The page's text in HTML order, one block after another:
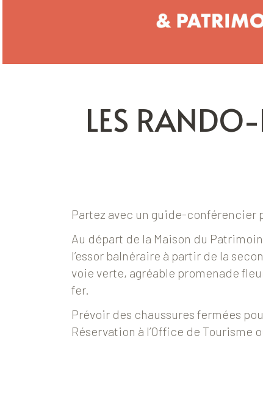
LES
Partez avec un guide-conférencier
Au départ de la Maison du
l’essor balnéraire à partir de la
voie verte, agréable promenade
fer.
Prévoir des chaussures fermées
Réservation à l’Office de Tourisme